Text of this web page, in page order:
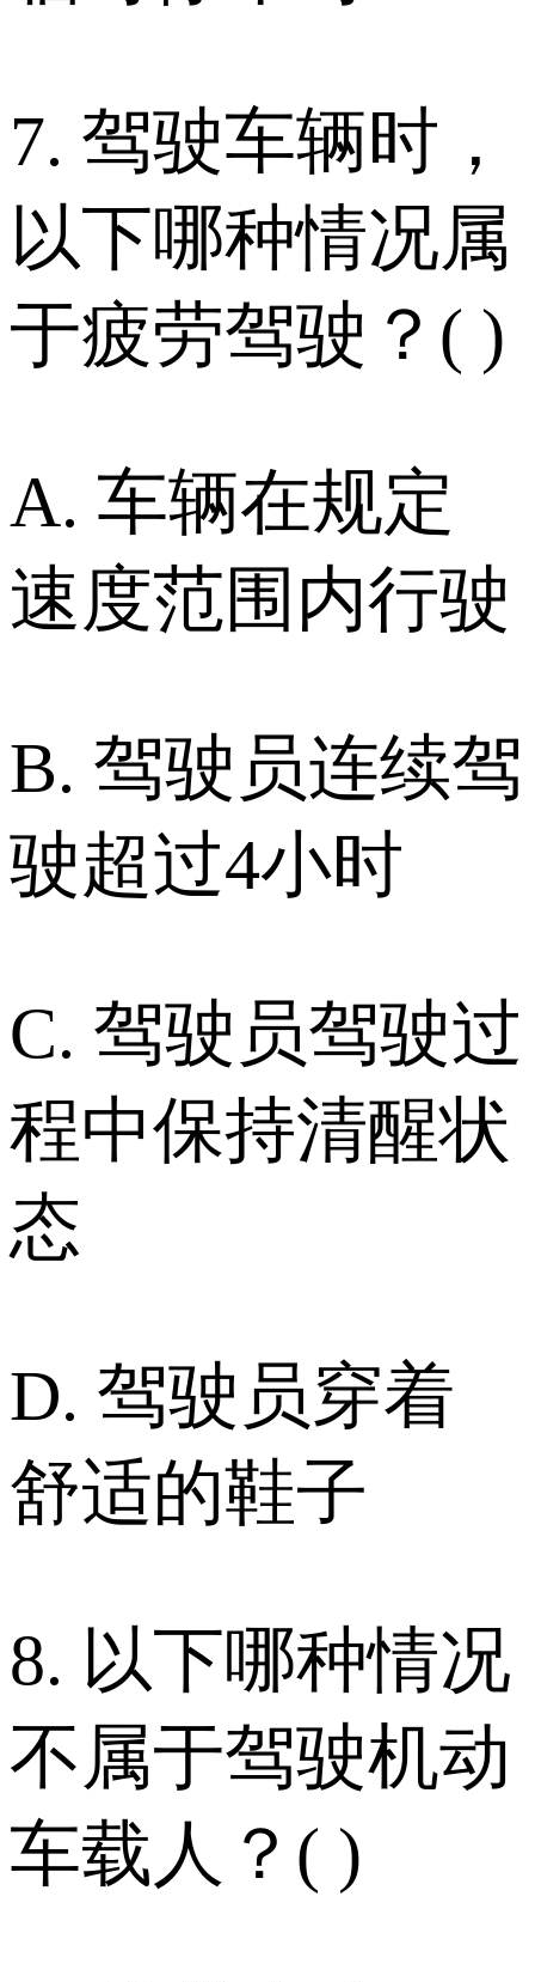
7. 驾驶车辆时，
以下哪种情况属
于疲劳驾驶？( )
A. 车辆在规定
速度范围内行驶
B. 驾驶员连续驾
驶超过4小时
C. 驾驶员驾驶过
程中保持清醒状
态
D. 驾驶员穿着
舒适的鞋子
8. 以下哪种情况
不属于驾驶机动
车载人？( )